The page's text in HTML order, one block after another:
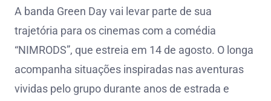
A banda Green Day vai levar parte de sua
trajetória para os cinemas com a comédia
“NIMRODS”, que estreia em 14 de agosto. O longa
acompanha situações inspiradas nas aventuras
vividas pelo grupo durante anos de estrada e